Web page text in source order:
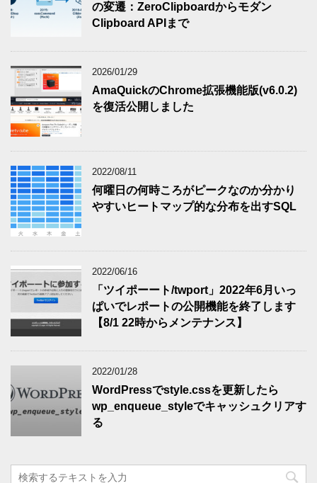
の変遷：ZeroClipboardからモダン
Clipboard APIまで
2026/01/29
AmaQuickのChrome拡張機能版(v6.0.2)
を復活公開しました
2022/08/11
何曜日の何時ころがピークなのか分かり
やすいヒートマップ的な分布を出すSQL
2022/06/16
「ツイポーート/twport」2022年6月いっ
ぱいでレポートの公開機能を終了します
【8/1 22時からメンテナンス】
2022/01/28
WordPressでstyle.cssを更新したら
wp_enqueue_styleでキャッシュクリアす
る